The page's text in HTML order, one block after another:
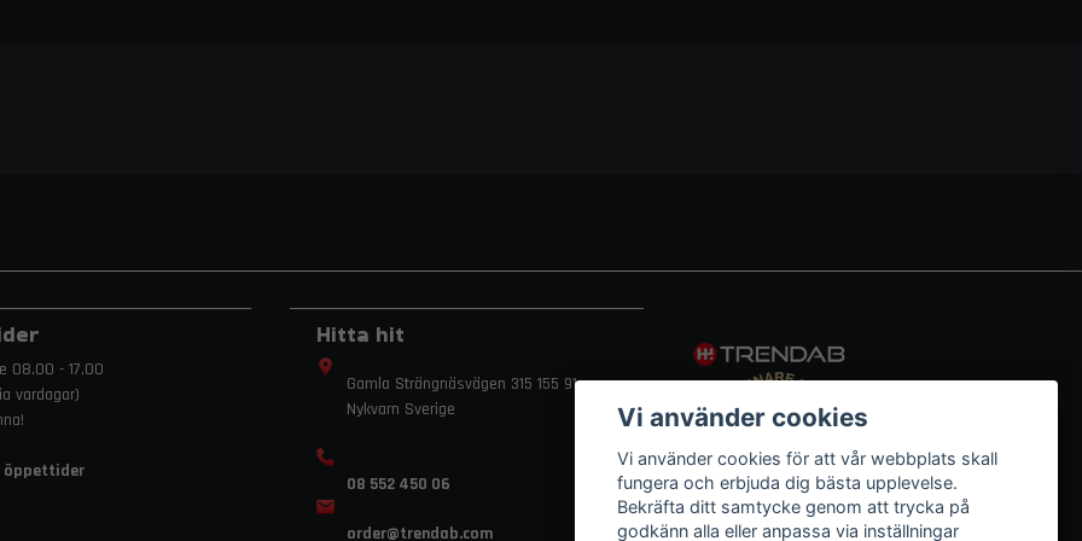
08.00 - 17.00
vardagar)
öppettider
Hitta hit
Gamla Strängnäsvägen 315 155 91
Nykvarn Sverige
08 552 450 06
order@trendab.com
Vi använder cookies
Vi använder cookies för att vår webbplats skall
fungera och erbjuda dig bästa upplevelse.
Bekräfta ditt samtycke genom att trycka på
godkänn alla eller anpassa via inställningar